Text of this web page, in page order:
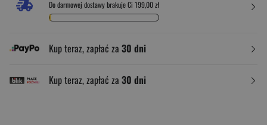
Do darmowej dostawy brakuje Ci 199,00 zł
Kup teraz, zapłać za 30 dni
Kup teraz, zapłać za 30 dni